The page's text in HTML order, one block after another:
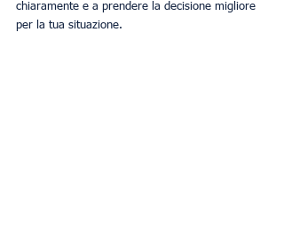
chiaramente e a prendere la decisione migliore
per la tua situazione.